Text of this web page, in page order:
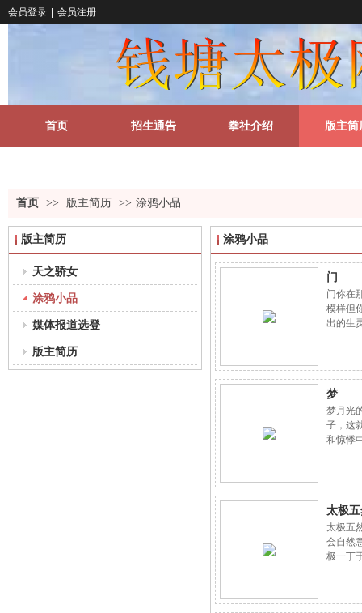
会员登录 会员注册
首页 招生通告 拳社介绍 版主简
首页 >> 版主简历 >> 涂鸦小品
版主简历
天之骄女
涂鸦小品
媒体报道选登
版主简历
涂鸦小品
门
门你在
模样但
出的生
里就像
去没有
命的长
个生命
们有一
个生命
的时候
梦
梦月光
子，这
和惊悸
里真正
的灵魂
发现一
2006-
太极
太极五
会自然
极一丁